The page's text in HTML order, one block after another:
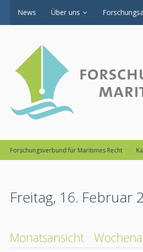
News Über uns
Forschungsverbund für Maritimes Recht
Freitag, 16. Februar
Monatsansicht